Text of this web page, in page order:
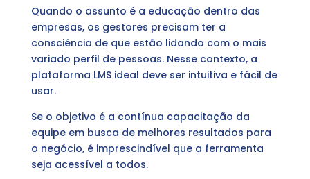
Quando o assunto é a educação dentro das
empresas, os gestores precisam ter a
consciência de que estão lidando com o mais
variado perfil de pessoas. Nesse contexto, a
plataforma LMS ideal deve ser intuitiva e fácil de
usar.
Se o objetivo é a contínua capacitação da
equipe em busca de melhores resultados para
o negócio, é imprescindível que a ferramenta
seja acessível a todos.